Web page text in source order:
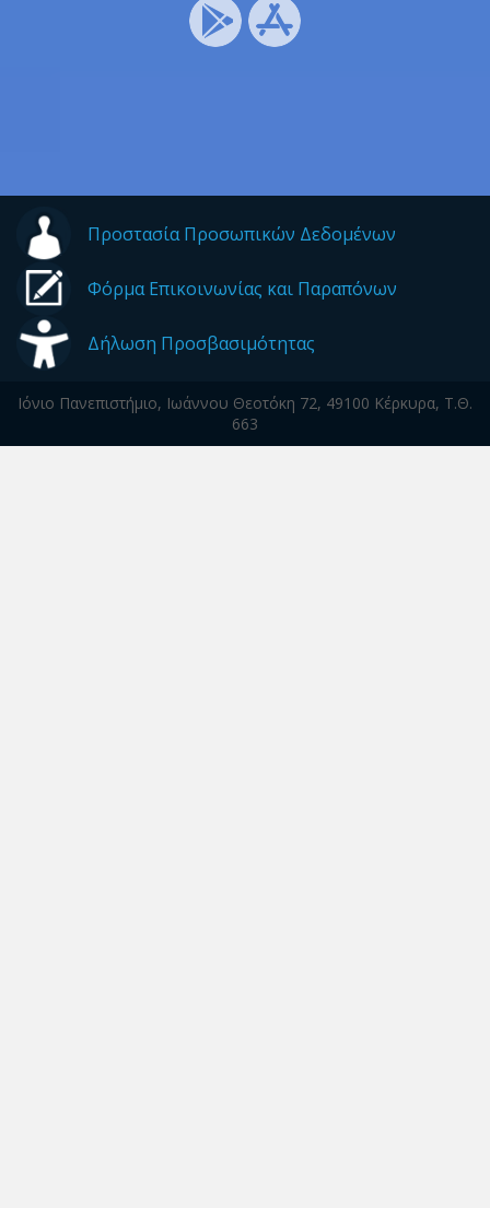
Προστασία Προσωπικών Δεδομένων
Φόρμα Επικοινωνίας και Παραπόνων
Δήλωση Προσβασιμότητας
Ιόνιο Πανεπιστήμιο, Ιωάννου Θεοτόκη 72, 49100 Κέρκυρα, Τ.Θ.
663